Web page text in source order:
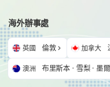
海外辦事處
英國 倫敦 加拿大
澳洲 布里斯本 · 雪梨 · 墨